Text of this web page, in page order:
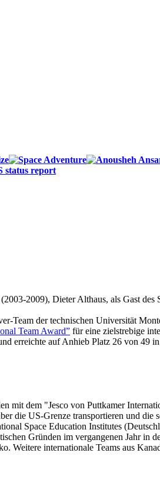
status report
2009), Dieter Althaus, als Gast
Team der technischen Universität
Team Award” für eine zielstrebige
erreichte auf Anhieb Platz 26 von 49
mit dem "Jesco von Puttkamer
die US-Grenze transportieren und die
Space Education Institutes
Gründen im vergangenen Jahr in
Weitere internationale Teams aus